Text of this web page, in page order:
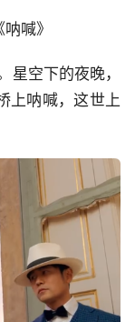
喊》
星空下的夜晚，
上呐喊，这世上